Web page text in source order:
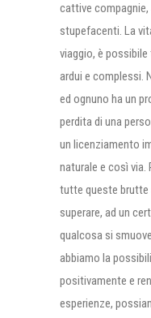
cattive compagnie,
stupefacenti. La
viaggio, è
ardui e complessi.
ed ognuno ha un
perdita di una
un licenziamento
naturale e così via.
tutte queste
superare, ad un
qualcosa si
abbiamo la
positivamente e
esperienze,